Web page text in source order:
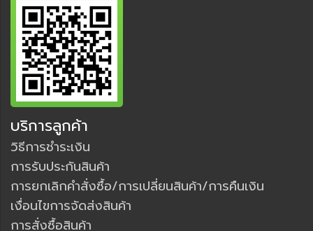
บริการลูกค้า
วิธีการชำระเงิน
การรับประกันสินค้า
การยกเลิกคำสั่งซื้อ/การเปลี่ยนสินค้า/การคืนเงิน
เงื่อนไขการจัดส่งสินค้า
การสั่งซื้อสินค้า